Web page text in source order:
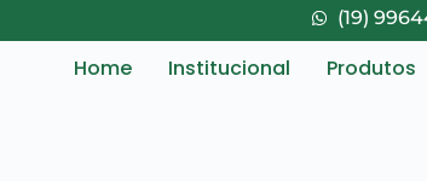
(19)
Home Institucional Produtos